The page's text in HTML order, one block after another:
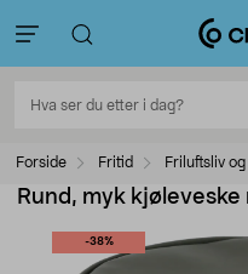
Forside Fritid Friluftsliv
Rund, myk kjøleveske
-38%